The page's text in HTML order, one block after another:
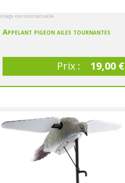
image non contractuelle
Appelant pigeon ailes tournantes
Prix : 19,00 €